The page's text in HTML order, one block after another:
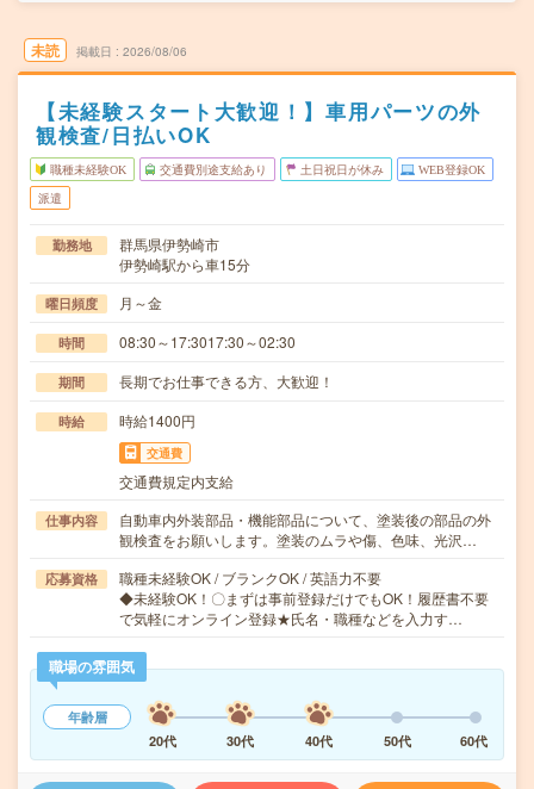
未読 掲載日 2026/08/06
【未経験スタート大歓迎！】車用パーツの外
観検査/日払いOK
職種未経験OK 交通費別途支給あり 土日祝日が休み WEB登録OK
派遣
勤務地
群馬県伊勢崎市
伊勢崎駅から車15分
曜日頻度 月～金
時間 08:30～17:3017:30～02:30
期間 長期でお仕事できる方、大歓迎！
時給 時給1400円
交通費
交通費規定内支給
仕事内容
自動車内外装部品・機能部品について、塗装後の部品の外
観検査をお願いします。塗装のムラや傷、色味、光沢…
応募資格
職種未経験OK / ブランクOK / 英語力不要
◆未経験OK！〇まずは事前登録だけでもOK！履歴書不要
で気軽にオンライン登録★氏名・職種などを入力す…
職場の雰囲気
年齢層
20代
30代 40代 50代 60代